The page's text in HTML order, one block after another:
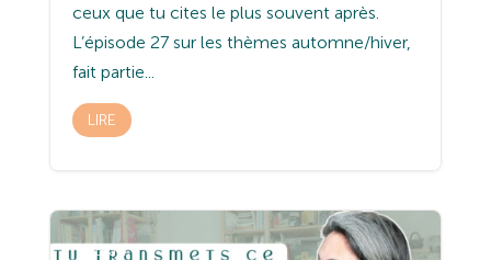
ceux que tu cites le plus souvent après.
L’épisode 27 sur les thèmes automne/hiver,
fait partie...
LIRE
Podcast